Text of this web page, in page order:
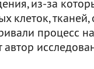
из-за
клеток,
процесс
автор